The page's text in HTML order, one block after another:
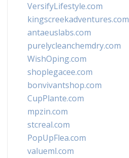
VersifyLifestyle.com
kingscreekadventures.com
antaeuslabs.com
purelycleanchemdry.com
WishOping.com
shoplegacee.com
bonvivantshop.com
CupPlante.com
mpzin.com
stcreal.com
PopUpFlea.com
valueml.com